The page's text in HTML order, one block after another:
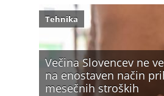
Večina Slovencev ne
na enostaven način
mesečnih stroških
Tehnika